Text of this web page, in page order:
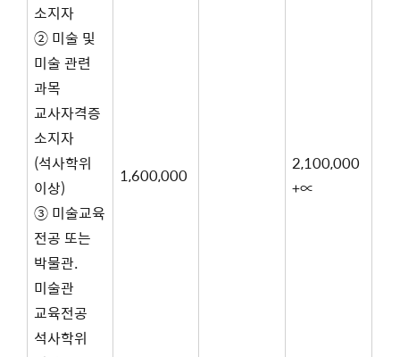
소지자
② 미술 및
미술 관련
과목
교사자격증
소지자
(석사학위
이상)
③ 미술교육
전공 또는
박물관.
미술관
교육전공
석사학위
1,600,000
2,100,000
+∝